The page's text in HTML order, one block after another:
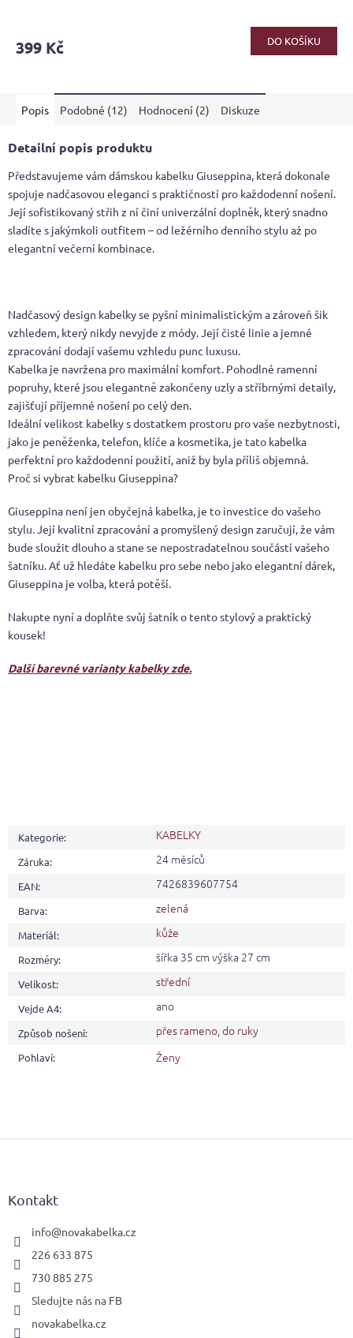
399 Kč DO KOŠÍKU
Popis Podobné (12) Hodnocení (2) Diskuze
Detailní popis produktu
Představujeme vám dámskou kabelku Giuseppina, která dokonale
spojuje nadčasovou eleganci s praktičností pro každodenní nošení.
Její sofistikovaný střih z ní činí univerzální doplněk, který snadno
sladíte s jakýmkoli outfitem – od ležérního denního stylu až po
elegantní večerní kombinace.
Nadčasový design kabelky se pyšní minimalistickým a zároveň šik
vzhledem, který nikdy nevyjde z módy. Její čisté linie a jemné
zpracování dodají vašemu vzhledu punc luxusu.
Kabelka je navržena pro maximální komfort. Pohodlné ramenní
popruhy, které jsou elegantně zakončeny uzly a stříbrnými detaily,
zajišťují příjemné nošení po celý den.
Ideální velikost kabelky s dostatkem prostoru pro vaše nezbytnosti,
jako je peněženka, telefon, klíče a kosmetika, je tato kabelka
perfektní pro každodenní použití, aniž by byla příliš objemná.
Proč si vybrat kabelku Giuseppina?
Giuseppina není jen obyčejná kabelka, je to investice do vašeho
stylu. Její kvalitní zpracování a promyšlený design zaručují, že vám
bude sloužit dlouho a stane se nepostradatelnou součástí vašeho
šatníku. Ať už hledáte kabelku pro sebe nebo jako elegantní dárek,
Giuseppina je volba, která potěší.
Nakupte nyní a doplňte svůj šatník o tento stylový a praktický
kousek!
Další barevné varianty kabelky zde.
Kategorie: KABELKY
Záruka: 24 měsíců
EAN: 7426839607754
Barva: zelená
Materiál: kůže
Rozměry: šířka 35 cm výška 27 cm
Velikost: střední
Vejde A4: ano
Způsob nošení: přes rameno,do ruky
Pohlaví: Ženy
Kontakt
info@novakabelka.cz
226 633 875
730 885 275
Sledujte nás na FB
novakabelka.cz